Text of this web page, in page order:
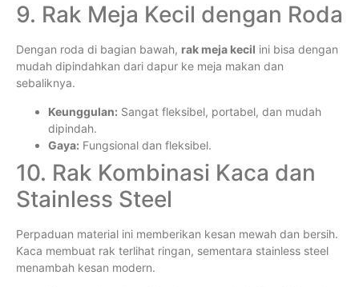
9. Rak Meja Kecil dengan Roda
Dengan roda di bagian bawah, rak meja kecil ini bisa dengan
mudah dipindahkan dari dapur ke meja makan dan
sebaliknya.
Keunggulan: Sangat fleksibel, portabel, dan mudah
dipindah.
Gaya: Fungsional dan fleksibel.
10. Rak Kombinasi Kaca dan
Stainless Steel
Perpaduan material ini memberikan kesan mewah dan bersih.
Kaca membuat rak terlihat ringan, sementara stainless steel
menambah kesan modern.